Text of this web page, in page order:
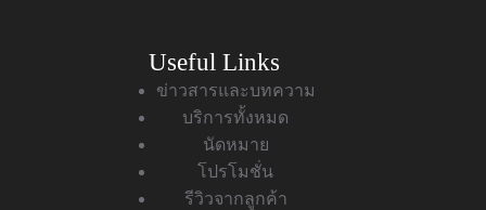
Useful Links
ข่าวสารและบทความ
บริการทั้งหมด
นัดหมาย
โปรโมชั่น
รีวิวจากลูกค้า